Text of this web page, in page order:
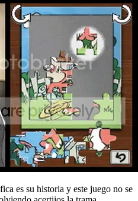
es su historia y este juego no se